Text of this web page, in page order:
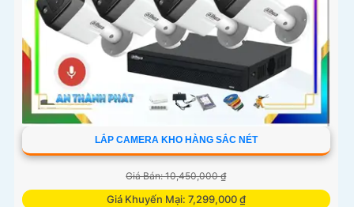
LẮP CAMERA KHO HÀNG SẮC NÉT
Giá Bán: 10,450,000 ₫
Giá Khuyến Mại: 7,299,000 ₫